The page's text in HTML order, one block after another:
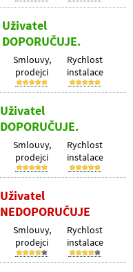
Uživatel
DOPORUČUJE.
Smlouvy,
prodejci
Rychlost
instalace
Uživatel
DOPORUČUJE.
Smlouvy,
prodejci
Rychlost
instalace
Uživatel
NEDOPORUČUJE
Smlouvy,
prodejci
Rychlost
instalace